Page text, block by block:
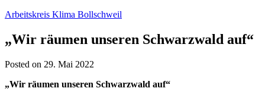
Arbeitskreis Klima Bollschweil
„Wir räumen unseren Schwarzwald auf“
Posted on 29. Mai 2022
„Wir räumen unseren Schwarzwald auf“